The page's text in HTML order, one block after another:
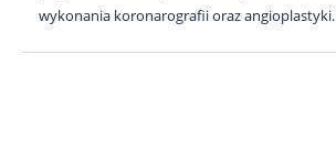
wykonania koronarografii oraz angioplastyki.